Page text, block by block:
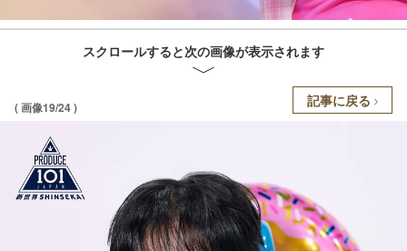
スクロールすると次の画像が表示されます
( 画像19/24 ) 記事に戻る